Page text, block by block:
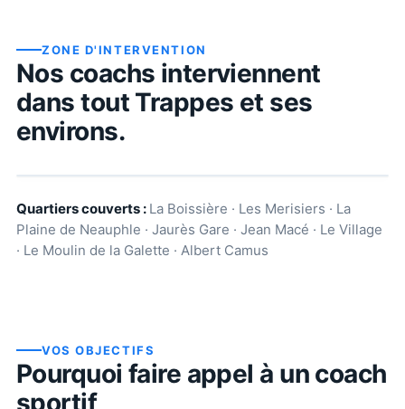
ZONE D'INTERVENTION
Nos coachs interviennent
dans tout Trappes et ses
environs.
Quartiers couverts : La Boissière · Les Merisiers · La
Plaine de Neauphle · Jaurès Gare · Jean Macé · Le Village
· Le Moulin de la Galette · Albert Camus
VOS OBJECTIFS
Pourquoi faire appel à un coach
sportif